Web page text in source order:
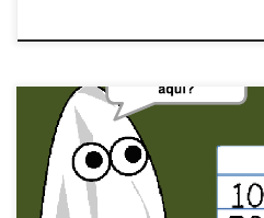
En este juego se trabajan las
que resolver la sumiresta, ya